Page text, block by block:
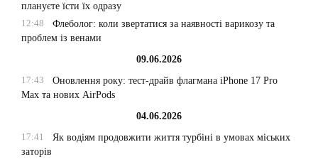
плануєте їсти їх одразу
12:48
Флеболог: коли звертатися за наявності варикозу та
проблем із венами
09.06.2026
17:43
Оновлення року: тест-драйв флагмана iPhone 17 Pro
Max та нових AirPods
04.06.2026
17:41
Як водіям продовжити життя турбіні в умовах міських
заторів